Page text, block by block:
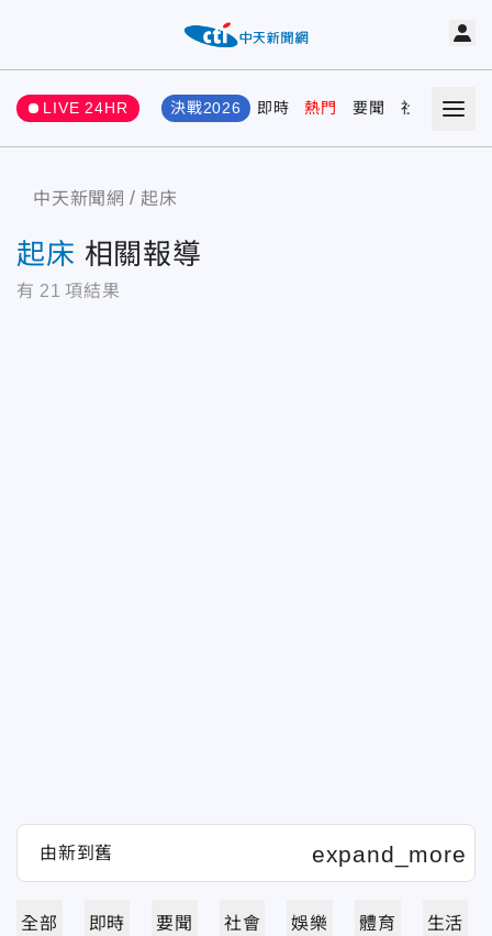
LIVE 24HR 決戰2026 即時 熱門 要聞 社會 娛樂
中天新聞網 起床
起床 相關報導
有 21 項結果
全部 即時 要聞 社會 娛樂 體育 生活